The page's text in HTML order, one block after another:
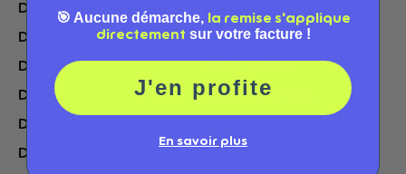
Dompierre-sur-Mer
Dorlisheim
Dornach
Douai
Doubs
Doué-en-Anjou
Doussard
Draguignan
🎯 Aucune démarche, la remise s'applique
directement sur votre facture !
J'en profite
En savoir plus